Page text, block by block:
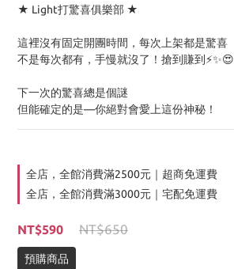
★ Light打驚喜俱樂部 ★
這裡沒有固定開團時間，每次上架都是驚喜
不是每次都有，手慢就沒了！搶到賺到⚡️✨😍
下一次的驚喜總是個謎
但能確定的是—你絕對會愛上這份神秘！
全店，全館消費滿2500元｜超商免運費
全店，全館消費滿3000元｜宅配免運費
NT$590 NT$650
預購商品